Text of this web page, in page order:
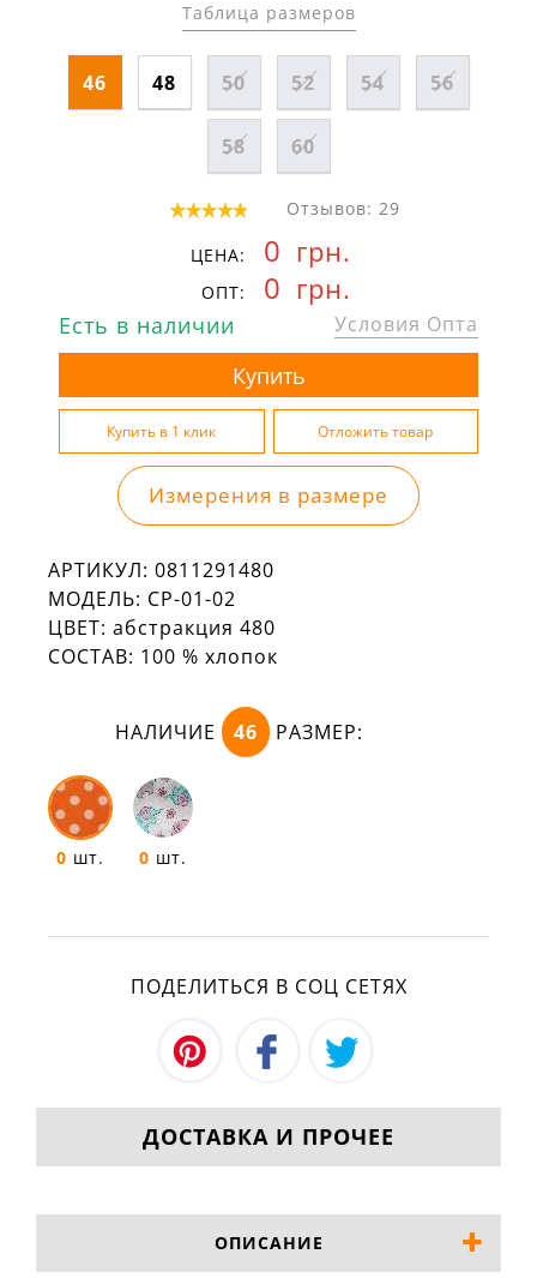
Таблица размеров
46 48 50 52 54 56
58 60
Отзывов: 29
ЦЕНА: 0 грн.
ОПТ: 0 грн.
Есть в наличии Условия Опта
Измерения в размере
АРТИКУЛ: 0811291480
МОДЕЛЬ: СР-01-02
ЦВЕТ: абстракция 480
СОСТАВ: 100 % хлопок
НАЛИЧИЕ 46 РАЗМЕР:
0 шт. 0 шт.
ПОДЕЛИТЬСЯ В СОЦ СЕТЯХ
ДОСТАВКА И ПРОЧЕЕ
ОПИСАНИЕ